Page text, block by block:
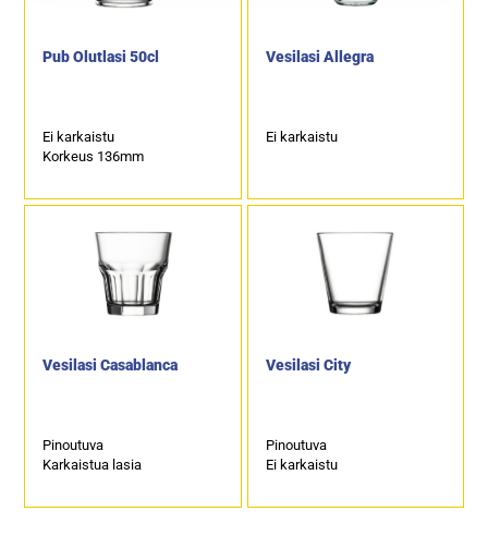
Pub Olutlasi 50cl
Ei karkaistu
Korkeus 136mm
Vesilasi Allegra
Ei karkaistu
Vesilasi Casablanca
Pinoutuva
Karkaistua lasia
Vesilasi City
Pinoutuva
Ei karkaistu